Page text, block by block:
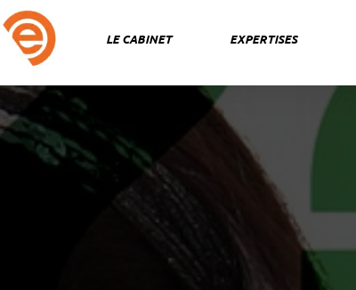
Aller
au
contenu
LE CABINET EXPERTISES